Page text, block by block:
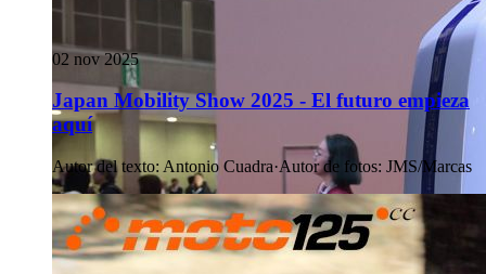
02 nov 2025
Japan Mobility Show 2025 - El futuro empieza
aquí
Autor del texto: Antonio Cuadra·Autor de fotos: JMS/Marcas